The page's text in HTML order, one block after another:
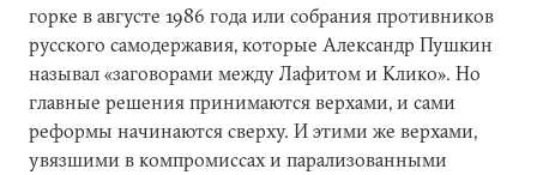
горке в августе 1986 года или собрания противников
русского самодержавия, которые Александр Пушкин
называл «заговорами между Лафитом и Клико». Но
главные решения принимаются верхами, и сами
реформы начинаются сверху. И этими же верхами,
увязшими в компромиссах и парализованными